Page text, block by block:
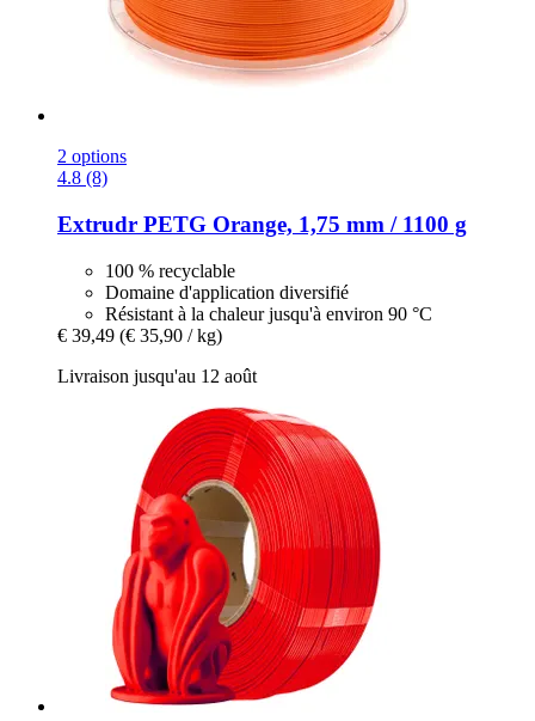
2 options
4.8 (8)
Extrudr PETG Orange, 1,75 mm / 1100 g
100 % recyclable
Domaine d'application diversifié
Résistant à la chaleur jusqu'à environ 90 °C
€ 39,49 (€ 35,90 / kg)
Livraison jusqu'au 12 août